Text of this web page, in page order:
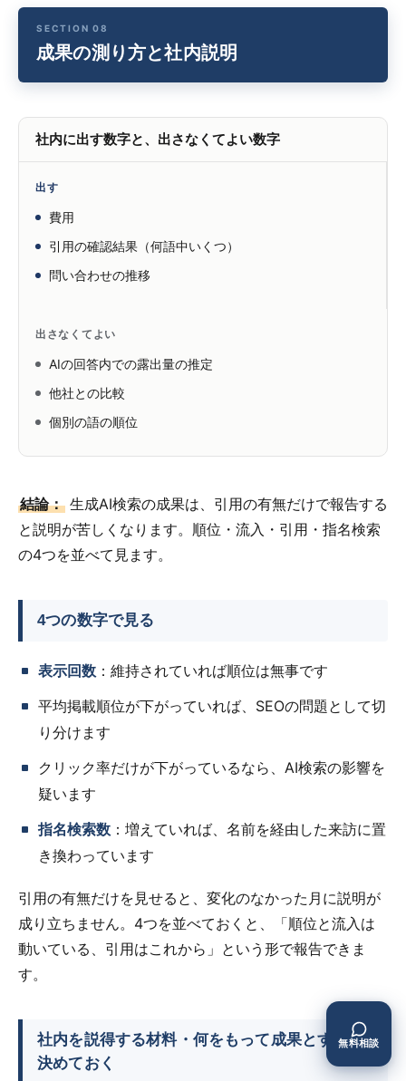
成果の測り方と社内説明
社内に出す数字と、出さなくてよい数字
出す
費用
引用の確認結果（何語中いくつ）
問い合わせの推移
出さなくてよい
AIの回答内での露出量の推定
他社との比較
個別の語の順位
結論： 生成AI検索の成果は、引用の有無だけで報告する
と説明が苦しくなります。順位・流入・引用・指名検索
の4つを並べて見ます。
4つの数字で見る
表示回数 ：維持されていれば順位は無事です
平均掲載順位が下がっていれば、SEOの問題として切
り分けます
クリック率だけが下がっているなら、AI検索の影響を
疑います
指名検索数 ：増えていれば、名前を経由した来訪に置
き換わっています
引用の有無だけを見せると、変化のなかった月に説明が
成り立ちません。4つを並べておくと、「順位と流入は
動いている、引用はこれから」という形で報告できま
す。
社内を説得する材料・何をもって成果とするか
決めておく
無料相談